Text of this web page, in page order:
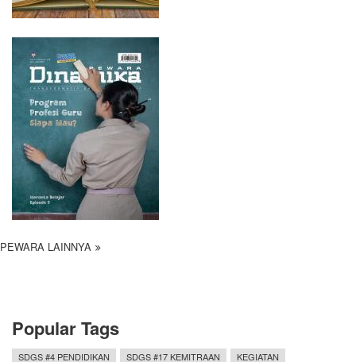
PEWARA LAINNYA
Popular Tags
SDGS #4 PENDIDIKAN SDGS #17 KEMITRAAN
KEGIATAN